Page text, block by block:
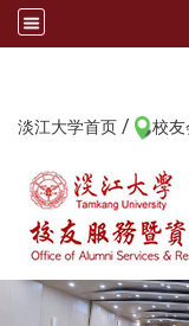
淡江大学首页 / 校友